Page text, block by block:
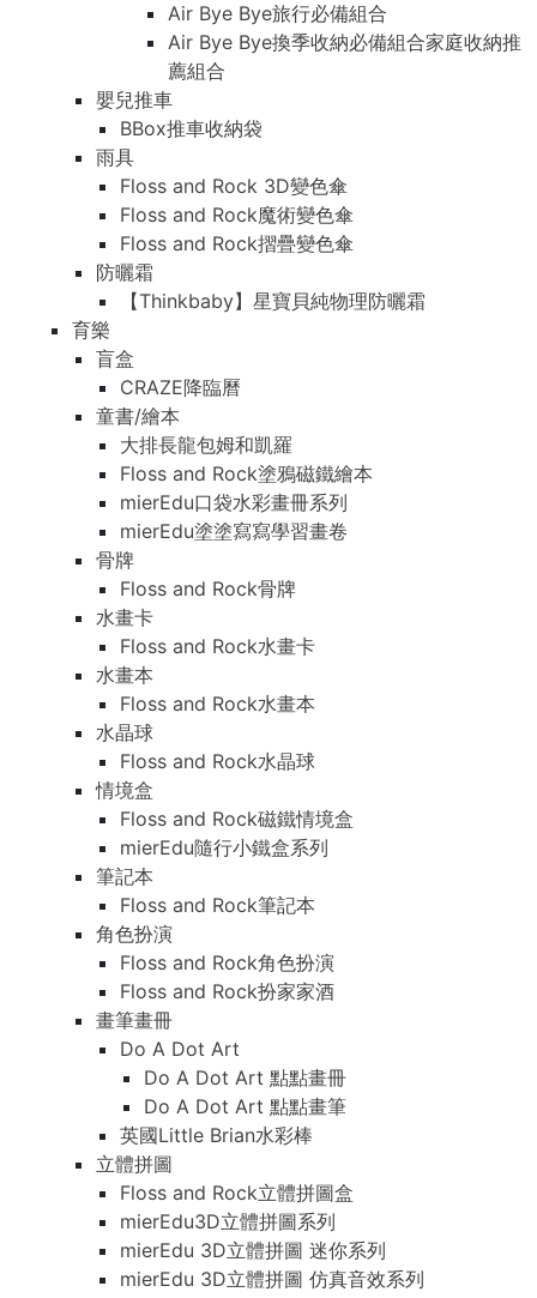
Air Bye Bye旅行必備組合
Air Bye Bye換季收納必備組合家庭收納推
薦組合
嬰兒推車
BBox推車收納袋
雨具
Floss and Rock 3D變色傘
Floss and Rock魔術變色傘
Floss and Rock摺疊變色傘
防曬霜
【Thinkbaby】星寶貝純物理防曬霜
育樂
盲盒
CRAZE降臨曆
童書/繪本
大排長龍包姆和凱羅
Floss and Rock塗鴉磁鐵繪本
mierEdu口袋水彩畫冊系列
mierEdu塗塗寫寫學習畫卷
骨牌
Floss and Rock骨牌
水畫卡
Floss and Rock水畫卡
水畫本
Floss and Rock水畫本
水晶球
Floss and Rock水晶球
情境盒
Floss and Rock磁鐵情境盒
mierEdu隨行小鐵盒系列
筆記本
Floss and Rock筆記本
角色扮演
Floss and Rock角色扮演
Floss and Rock扮家家酒
畫筆畫冊
Do A Dot Art
Do A Dot Art 點點畫冊
Do A Dot Art 點點畫筆
英國Little Brian水彩棒
立體拼圖
Floss and Rock立體拼圖盒
mierEdu3D立體拼圖系列
mierEdu 3D立體拼圖 迷你系列
mierEdu 3D立體拼圖 仿真音效系列